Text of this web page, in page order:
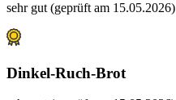
sehr gut (geprüft am 15.05.2026)
Dinkel-Ruch-Brot